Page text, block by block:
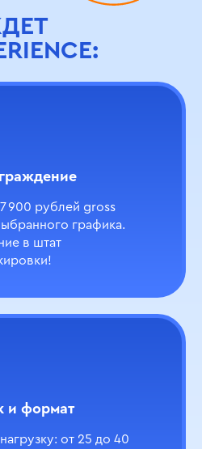
900 рублей gross
графика.
в штат
и формат
от 25 до 40